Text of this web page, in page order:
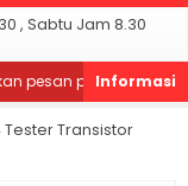
, Sabtu Jam 8.30
produk sesuai
Tester Transistor